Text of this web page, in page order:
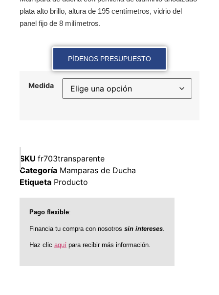
plata alto brillo, altura de 195 centímetros, vidrio del
panel fijo de 8 milímetros.
PÍDENOS PRESUPUESTO
Medida
SKU fr703transparente
Categoría Mamparas de Ducha
Etiqueta Producto
Pago flexible:
Financia tu compra con nosotros sin intereses
Haz clic aquí para recibir más información.